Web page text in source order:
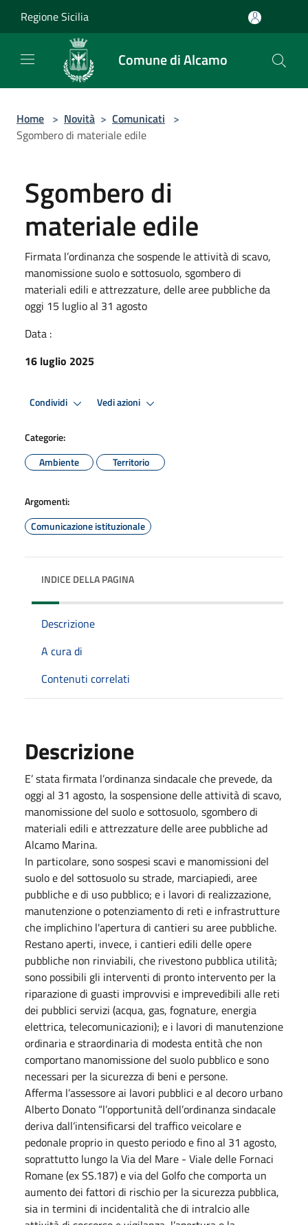
Regione Sicilia
Comune di Alcamo
Home > Novità > Comunicati >
Sgombero di materiale edile
Sgombero di
materiale edile
Firmata l’ordinanza che sospende le attività di scavo,
manomissione suolo e sottosuolo, sgombero di
materiali edili e attrezzature, delle aree pubbliche da
oggi 15 luglio al 31 agosto
Data :
16 luglio 2025
Condividi Vedi azioni
Categorie:
Ambiente
Territorio
Argomenti:
Comunicazione istituzionale
INDICE DELLA PAGINA
Descrizione
A cura di
Contenuti correlati
Descrizione
E’ stata firmata l’ordinanza sindacale che prevede, da
oggi al 31 agosto, la sospensione delle attività di scavo,
manomissione del suolo e sottosuolo, sgombero di
materiali edili e attrezzature delle aree pubbliche ad
Alcamo Marina.
In particolare, sono sospesi scavi e manomissioni del
suolo e del sottosuolo su strade, marciapiedi, aree
pubbliche e di uso pubblico; e i lavori di realizzazione,
manutenzione o potenziamento di reti e infrastrutture
che implichino l'apertura di cantieri su aree pubbliche.
Restano aperti, invece, i cantieri edili delle opere
pubbliche non rinviabili, che rivestono pubblica utilità;
sono possibili gli interventi di pronto intervento per la
riparazione di guasti improvvisi e imprevedibili alle reti
dei pubblici servizi (acqua, gas, fognature, energia
elettrica, telecomunicazioni); e i lavori di manutenzione
ordinaria e straordinaria di modesta entità che non
comportano manomissione del suolo pubblico e sono
necessari per la sicurezza di beni e persone.
Afferma l’assessore ai lavori pubblici e al decoro urbano
Alberto Donato “l’opportunità dell’ordinanza sindacale
deriva dall’intensificarsi del traffico veicolare e
pedonale proprio in questo periodo e fino al 31 agosto,
soprattutto lungo la Via del Mare - Viale delle Fornaci
Romane (ex SS.187) e via del Golfo che comporta un
aumento dei fattori di rischio per la sicurezza pubblica,
sia in termini di incidentalità che di intralcio alle